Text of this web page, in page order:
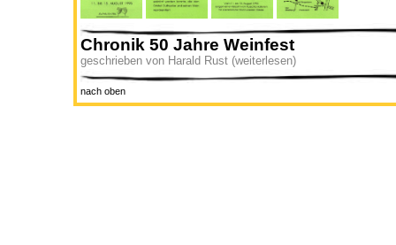
Chronik 50 Jahre Weinfest
geschrieben von Harald Rust (weiterlesen)
nach oben